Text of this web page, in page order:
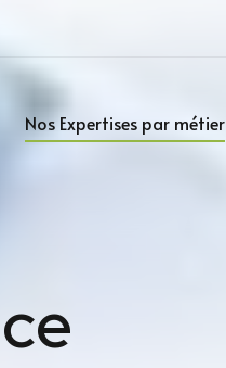
Nos Expertises par métier